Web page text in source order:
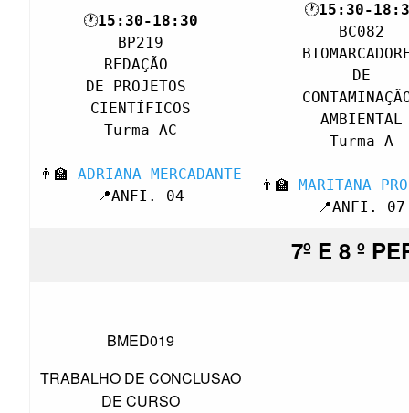
🕐15:30-18:30
BP219
REDAÇÃO
DE PROJETOS
CIENTÍFICOS
Turma AC
👨‍🏫 ADRIANA MERCADANTE
📍ANFI. 04
🕐15:30-
BC082
DE
AMBIENTAL
Turma A
👨‍🏫 MARITANA
📍ANFI. 07
7º E 8 º
BMED019
TRABALHO DE CONCLUSAO
DE CURSO